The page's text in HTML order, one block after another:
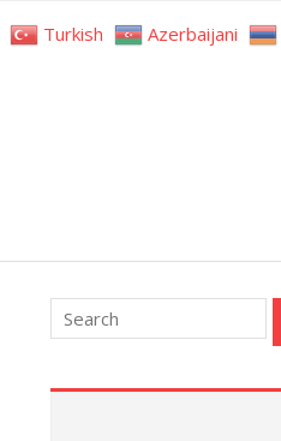
Turkish Azerbaijani